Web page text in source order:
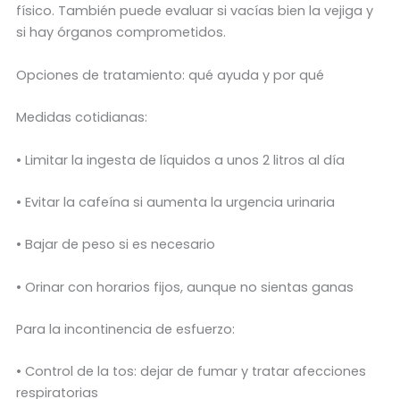
físico. También puede evaluar si vacías bien la vejiga y
si hay órganos comprometidos.
Opciones de tratamiento: qué ayuda y por qué
Medidas cotidianas:
• Limitar la ingesta de líquidos a unos 2 litros al día
• Evitar la cafeína si aumenta la urgencia urinaria
• Bajar de peso si es necesario
• Orinar con horarios fijos, aunque no sientas ganas
Para la incontinencia de esfuerzo:
• Control de la tos: dejar de fumar y tratar afecciones
respiratorias